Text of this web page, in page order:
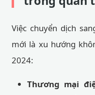
Việc chuyển dịch
mới là xu hướng
2024:
Thương mại